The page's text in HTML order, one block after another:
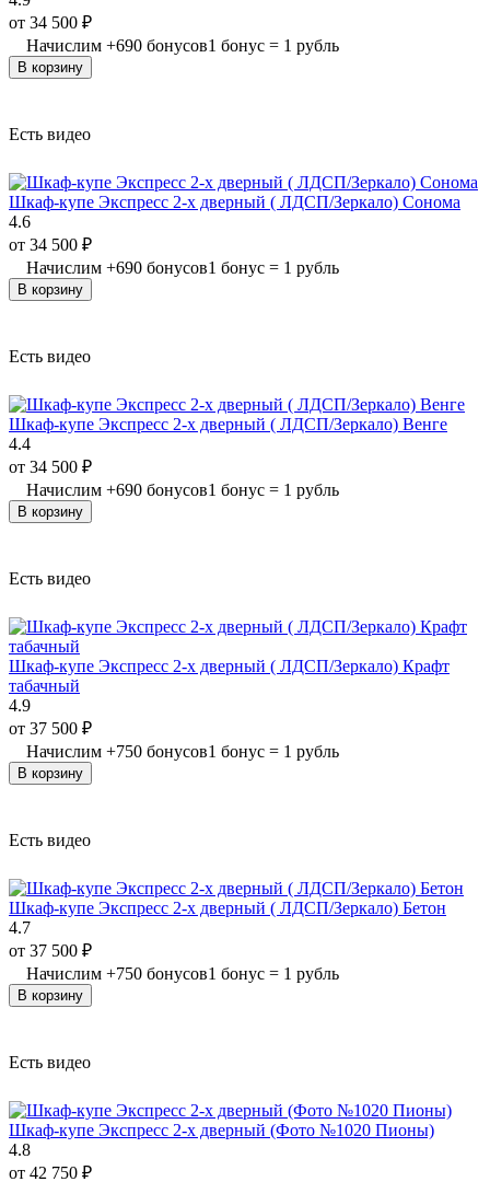
от 34 500 ₽
Начислим +690 бонусов1 бонус = 1 рубль
В корзину
Есть видео
Шкаф-купе Экспресс 2-х дверный ( ЛДСП/Зеркало) Сонома
4.6
от 34 500 ₽
Начислим +690 бонусов1 бонус = 1 рубль
В корзину
Есть видео
Шкаф-купе Экспресс 2-х дверный ( ЛДСП/Зеркало) Венге
4.4
от 34 500 ₽
Начислим +690 бонусов1 бонус = 1 рубль
В корзину
Есть видео
Шкаф-купе Экспресс 2-х дверный ( ЛДСП/Зеркало) Крафт
табачный
4.9
от 37 500 ₽
Начислим +750 бонусов1 бонус = 1 рубль
В корзину
Есть видео
Шкаф-купе Экспресс 2-х дверный ( ЛДСП/Зеркало) Бетон
4.7
от 37 500 ₽
Начислим +750 бонусов1 бонус = 1 рубль
В корзину
Есть видео
Шкаф-купе Экспресс 2-х дверный (Фото №1020 Пионы)
4.8
от 42 750 ₽